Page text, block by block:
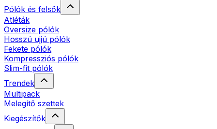
Pólók és felsők
Atléták
Oversize pólók
Hosszú ujjú pólók
Fekete pólók
Kompressziós pólók
Slim-fit pólók
Trendek
Multipack
Melegítő szettek
Kiegészítők